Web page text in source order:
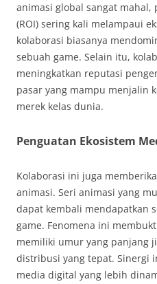
animasi global sangat mahal,
(ROI) sering kali melampaui
kolaborasi biasanya
sebuah game. Selain itu,
meningkatkan reputasi
pasar yang mampu menjalin
merek kelas dunia.
Penguatan Ekosistem
Kolaborasi ini juga
animasi. Seri animasi yang
dapat kembali mendapatkan
game. Fenomena ini
memiliki umur yang panjang
distribusi yang tepat. Sinergi
media digital yang lebih